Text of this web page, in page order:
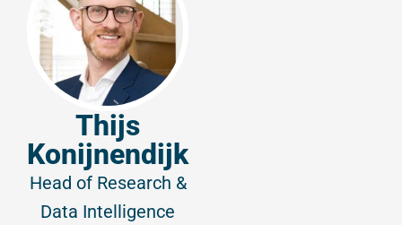
Thijs
Konijnendijk
Head of Research &
Data Intelligence